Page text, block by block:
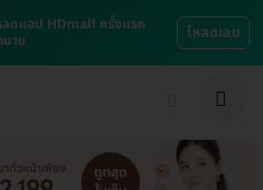
ลดแอป HDmall ครั้งแรก
าย
โหลดเลย